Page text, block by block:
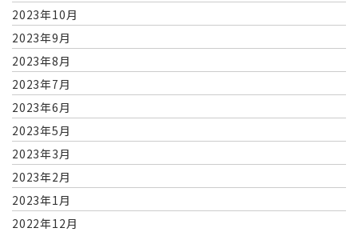
2023年10月
2023年9月
2023年8月
2023年7月
2023年6月
2023年5月
2023年3月
2023年2月
2023年1月
2022年12月